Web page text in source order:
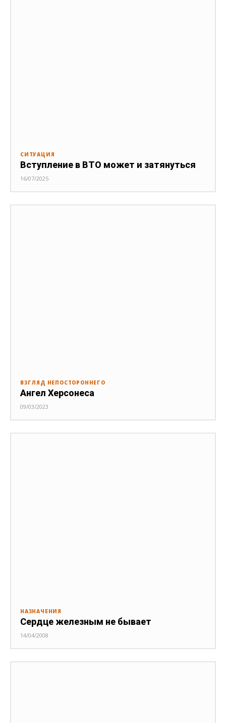
СИТУАЦИЯ
Вступление в ВТО может и затянуться
16/07/2025
ВЗГЛЯД НЕПОСТОРОННЕГО
Ангел Херсонеса
09/03/2023
НАЗНАЧЕНИЯ
Сердце железным не бывает
14/04/2008